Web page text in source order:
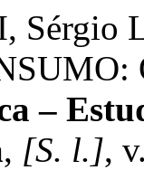
Sérgio
–
, [S. l.],